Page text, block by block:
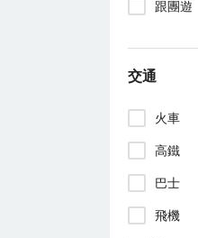
跟團遊
交通
火車
高鐵
巴士
飛機